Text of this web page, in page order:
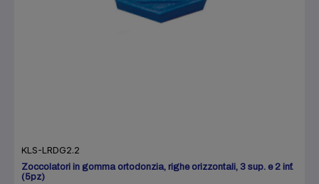
KLS-LRDG2.2
Zoccolatori in gomma ortodonzia, righe orizzontali, 3 sup. e 2 inf.
(5pz)